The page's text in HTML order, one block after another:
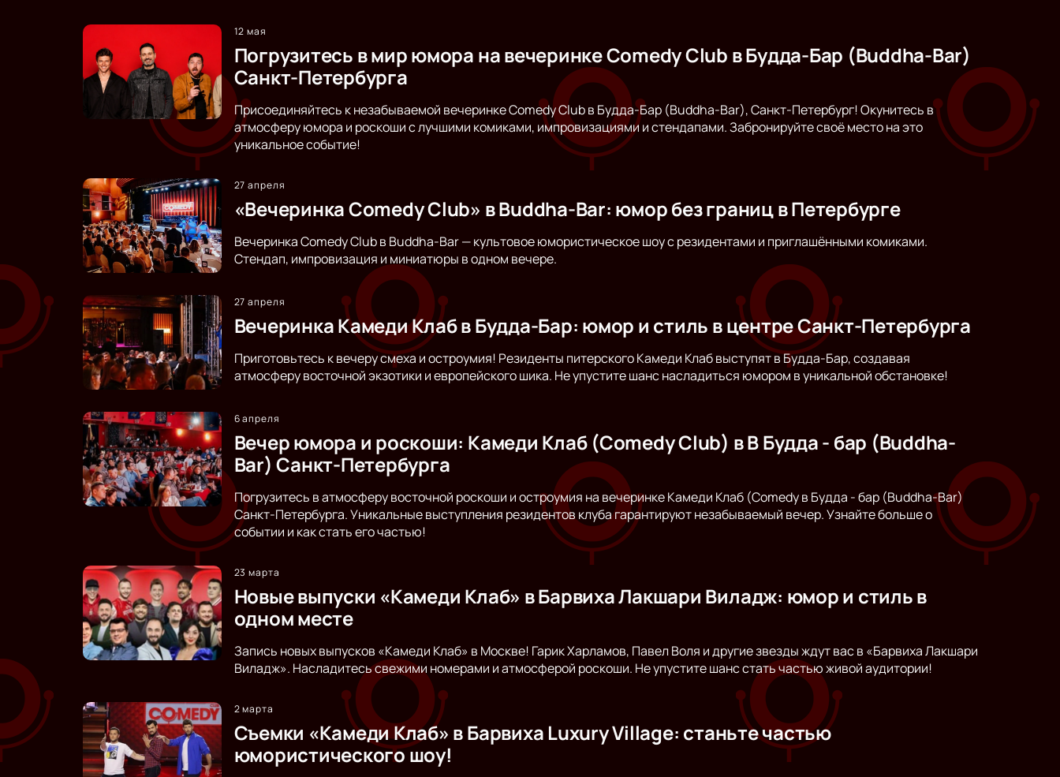
12 мая
Погрузитесь в мир юмора на вечеринке Comedy Club в Будда-Бар (Buddha-Bar)
Санкт-Петербурга
Присоединяйтесь к незабываемой вечеринке Comedy Club в Будда-Бар (Buddha-Bar), Санкт-Петербург! Окунитесь в
атмосферу юмора и роскоши с лучшими комиками, импровизациями и стендапами. Забронируйте своё место на это
уникальное событие!
27 апреля
«Вечеринка Comedy Club» в Buddha-Bar: юмор без границ в Петербурге
Вечеринка Comedy Club в Buddha-Bar — культовое юмористическое шоу с резидентами и приглашёнными комиками.
Стендап, импровизация и миниатюры в одном вечере.
27 апреля
Вечеринка Камеди Клаб в Будда-Бар: юмор и стиль в центре Санкт-Петербурга
Приготовьтесь к вечеру смеха и остроумия! Резиденты питерского Камеди Клаб выступят в Будда-Бар, создавая
атмосферу восточной экзотики и европейского шика. Не упустите шанс насладиться юмором в уникальной обстановке!
6 апреля
Вечер юмора и роскоши: Камеди Клаб (Comedy Club) в B Будда - бар (Buddha-
Bar) Санкт-Петербурга
Погрузитесь в атмосферу восточной роскоши и остроумия на вечеринке Камеди Клаб (Comedy в Будда - бар (Buddha-Bar)
Санкт-Петербурга. Уникальные выступления резидентов клуба гарантируют незабываемый вечер. Узнайте больше о
событии и как стать его частью!
23 марта
Новые выпуски «Камеди Клаб» в Барвиха Лакшари Виладж: юмор и стиль в
одном месте
Запись новых выпусков «Камеди Клаб» в Москве! Гарик Харламов, Павел Воля и другие звезды ждут вас в «Барвиха Лакшари
Виладж». Насладитесь свежими номерами и атмосферой роскоши. Не упустите шанс стать частью живой аудитории!
2 марта
Съемки «Камеди Клаб» в Барвиха Luxury Village: станьте частью
юмористического шоу!